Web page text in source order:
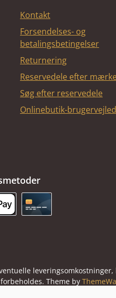
Kontakt
Forsendelses- og
betalingsbetingelser
Returnering
Reservedele efter
Søg efter reservedele
Onlinebutik-
leveringsomkostninger,
Theme by